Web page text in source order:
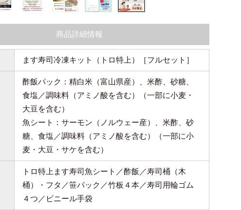
商品詳細情報
ます寿司冷凍キット（トロ特上）［フルセット］
酢飯パック：精白米（富山県産）、米酢、砂糖、
食塩／調味料（アミノ酸を含む）（一部に小麦・
大豆を含む）
魚シート：サーモン（ノルウェー産）、米酢、砂
糖、食塩／調味料（アミノ酸を含む）（一部に小
麦・大豆・サケを含む）
トロ特上ます寿司魚シート／酢飯／寿司桶（木
桶）・フタ／笹パック／竹板４本／寿司用輪ゴム
４つ／ビニール手袋